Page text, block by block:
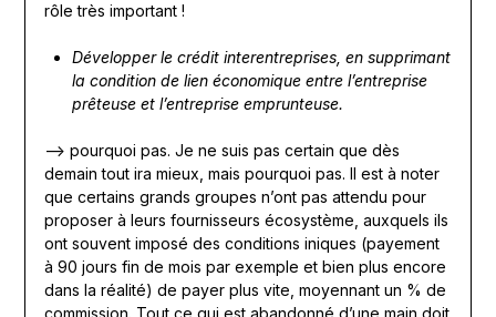
rôle très important !
Développer le crédit interentreprises, en supprimant
la condition de lien économique entre l’entreprise
prêteuse et l’entreprise emprunteuse.
—> pourquoi pas. Je ne suis pas certain que dès
demain tout ira mieux, mais pourquoi pas. Il est à noter
que certains grands groupes n’ont pas attendu pour
proposer à leurs fournisseurs écosystème, auxquels ils
ont souvent imposé des conditions iniques (payement
à 90 jours fin de mois par exemple et bien plus encore
dans la réalité) de payer plus vite, moyennant un % de